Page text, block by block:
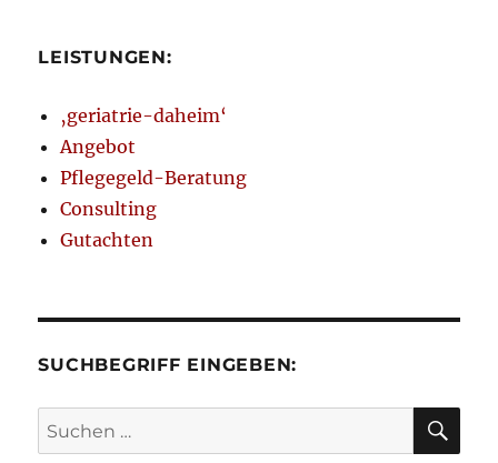
LEISTUNGEN:
‚geriatrie-daheim‘
Angebot
Pflegegeld-Beratung
Consulting
Gutachten
SUCHBEGRIFF EINGEBEN:
Suchen
nach: